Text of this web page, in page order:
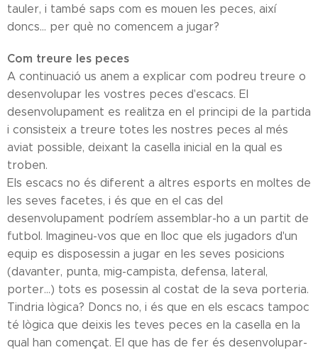
tauler, i també saps com es mouen les peces, així
doncs... per què no comencem a jugar?
Com treure les peces
A continuació us anem a explicar com podreu treure o
desenvolupar les vostres peces d'escacs. El
desenvolupament es realitza en el principi de la partida
i consisteix a treure totes les nostres peces al més
aviat possible, deixant la casella inicial en la qual es
troben.
Els escacs no és diferent a altres esports en moltes de
les seves facetes, i és que en el cas del
desenvolupament podríem assemblar-ho a un partit de
futbol. Imagineu-vos que en lloc que els jugadors d'un
equip es disposessin a jugar en les seves posicions
(davanter, punta, mig-campista, defensa, lateral,
porter...) tots es posessin al costat de la seva porteria.
Tindria lògica? Doncs no, i és que en els escacs tampoc
té lògica que deixis les teves peces en la casella en la
qual han començat. El que has de fer és desenvolupar-